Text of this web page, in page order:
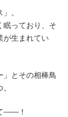
。
眠っており、そ
が生まれてい
」とその相棒鳥
――！